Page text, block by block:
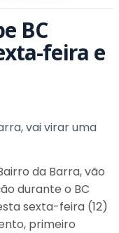
BC
feira e
vai virar uma
da Barra, vão
durante o BC
sexta-feira (12)
primeiro